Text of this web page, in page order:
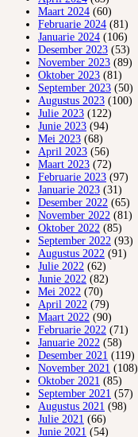
Maart 2024 (60)
Februarie 2024 (81)
Januarie 2024 (106)
Desember 2023 (53)
November 2023 (89)
Oktober 2023 (81)
September 2023 (50)
Augustus 2023 (100)
Julie 2023 (122)
Junie 2023 (94)
Mei 2023 (68)
April 2023 (56)
Maart 2023 (72)
Februarie 2023 (97)
Januarie 2023 (31)
Desember 2022 (65)
November 2022 (81)
Oktober 2022 (85)
September 2022 (93)
Augustus 2022 (91)
Julie 2022 (62)
Junie 2022 (82)
Mei 2022 (70)
April 2022 (79)
Maart 2022 (90)
Februarie 2022 (71)
Januarie 2022 (58)
Desember 2021 (119)
November 2021 (108)
Oktober 2021 (85)
September 2021 (57)
Augustus 2021 (98)
Julie 2021 (66)
Junie 2021 (54)